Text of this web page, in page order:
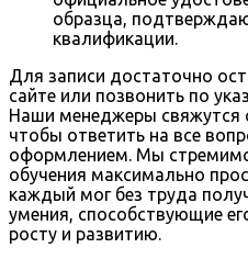
образца,
квалификации.
Для записи достаточно
сайте или позвонить по
Наши менеджеры свяжутся
чтобы ответить на все
оформлением. Мы
обучения максимально
каждый мог без труда
умения, способствующие
росту и развитию.